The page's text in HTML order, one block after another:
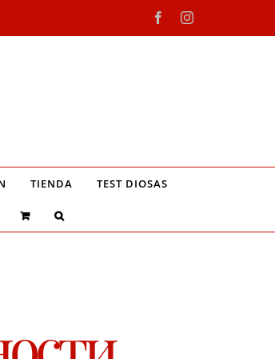
FacebookInstagram
TIENDA TEST DIOSAS